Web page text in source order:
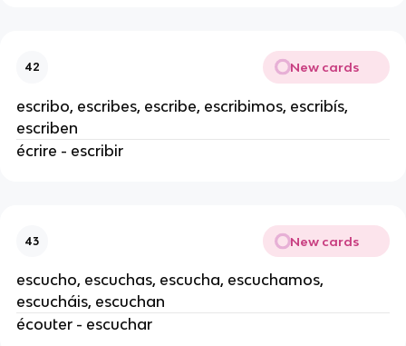
42 New cards
escribo, escribes, escribe, escribimos, escribís,
escriben
écrire - escribir
43 New cards
escucho, escuchas, escucha, escuchamos,
escucháis, escuchan
écouter - escuchar